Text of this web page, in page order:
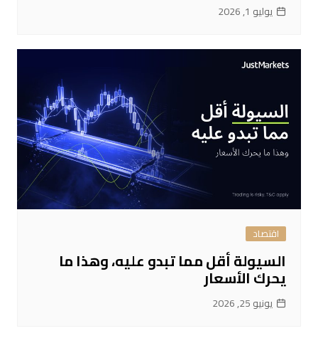
يوليو 1, 2026
اقتصاد
السيولة أقل مما تبدو عليه، وهذا ما
يحرك الأسعار
يونيو 25, 2026